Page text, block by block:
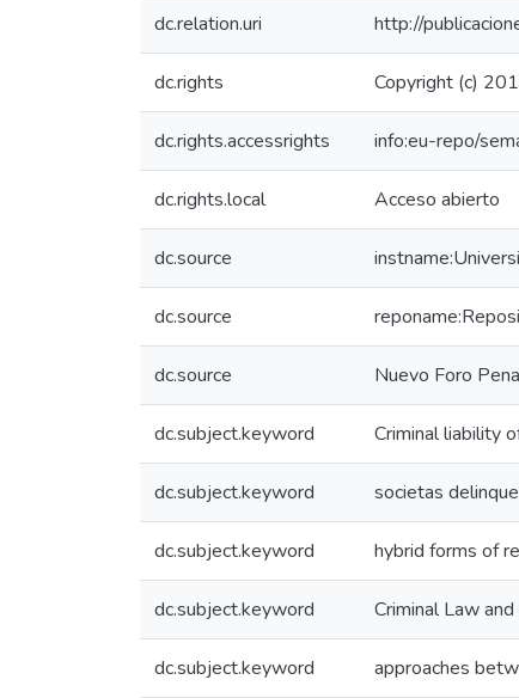
dc.relation.uri http://
dc.rights Copyright (c)
dc.rights.accessrights info:eu-repo/
dc.rights.local Acceso abierto
dc.source
dc.source
dc.source Nuevo Foro
dc.subject.keyword Criminal liability
dc.subject.keyword societas
dc.subject.keyword hybrid forms of
dc.subject.keyword Criminal Law
dc.subject.keyword approaches